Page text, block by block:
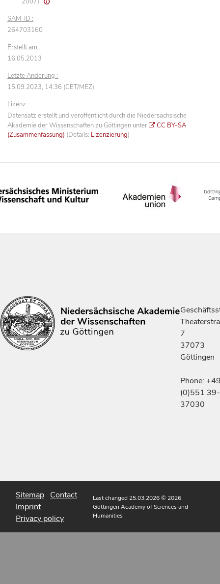
SAM-ID :
264703160
Erstellt am :
16.05.2013
Letzte Änderung :
15.09.2023, 14:36 (CET/MEZ)
Lizenz :
Datensatz erstellt und veröffentlicht durch die Niedersächsische
Akademie der Wissenschaften zu Göttingen unter
CC BY-SA
(Zusammenfassung) (Details: Lizenzierung)
7
37073
Göttingen
Phone:
(0)551 39-
37030
Sitemap Contact
Imprint
Privacy policy
Last changed 25.03.2026© 2026
Göttingen Academy of Sciences and
Humanities